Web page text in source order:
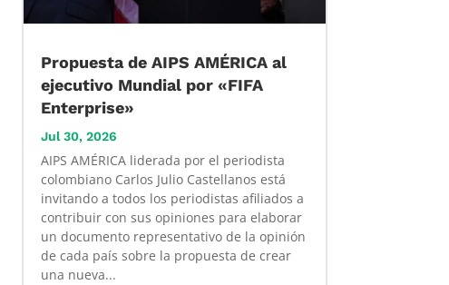
Propuesta de AIPS AMÉRICA al
ejecutivo Mundial por «FIFA
Enterprise»
Jul 30, 2026
AIPS AMÉRICA liderada por el periodista
colombiano Carlos Julio Castellanos está
invitando a todos los periodistas afiliados a
contribuir con sus opiniones para elaborar
un documento representativo de la opinión
de cada país sobre la propuesta de crear
una nueva...